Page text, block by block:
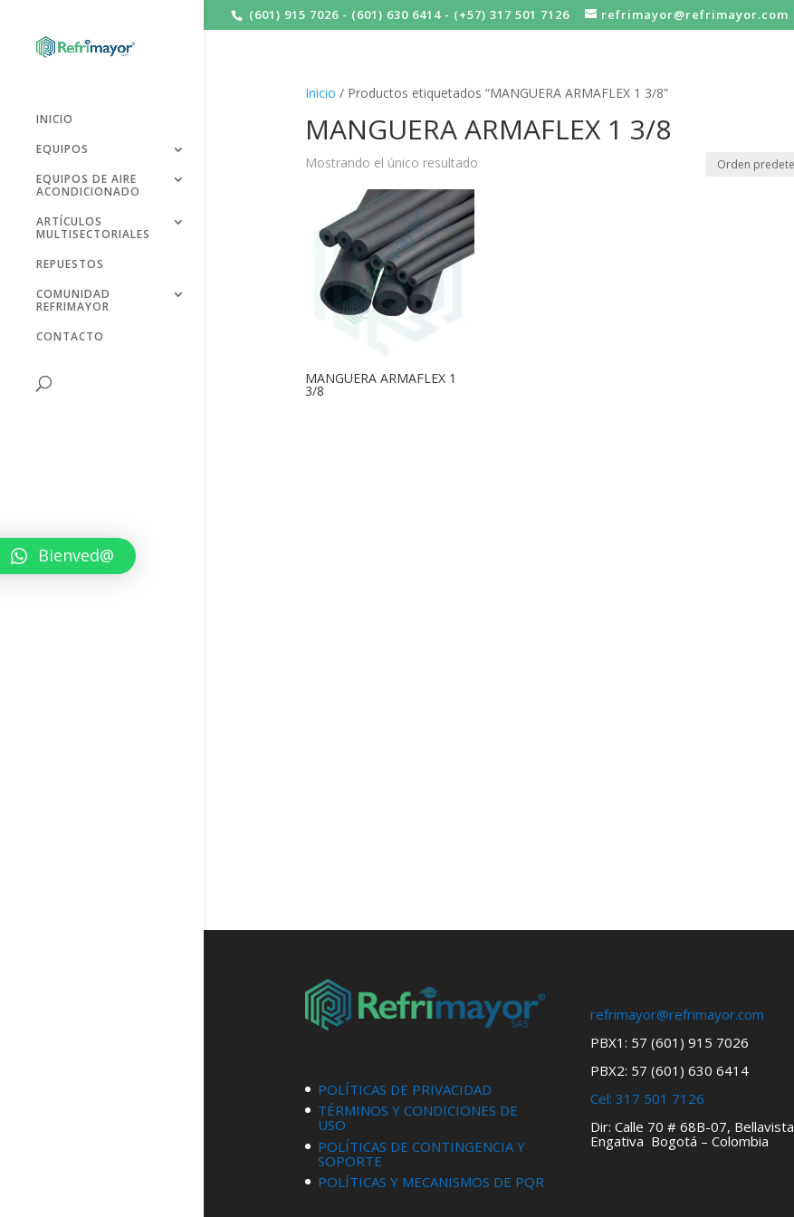
(601) 915 7026 - (601) 630 6414 - (+57) 317 501 7126 refrimayor@refrimayor.com
INICIO
EQUIPOS
EQUIPOS DE AIRE
ACONDICIONADO
ARTÍCULOS
MULTISECTORIALES
REPUESTOS
COMUNIDAD
REFRIMAYOR
CONTACTO
Inicio / Productos etiquetados “MANGUERA ARMAFLEX 1 3/8”
MANGUERA ARMAFLEX 1 3/8
Mostrando el único resultado
MANGUERA ARMAFLEX 1
3/8
POLÍTICAS DE PRIVACIDAD
TÉRMINOS Y CONDICIONES DE
USO
POLÍTICAS DE CONTINGENCIA Y
SOPORTE
POLÍTICAS Y MECANISMOS DE PQR
refrimayor@refrimayor.com
PBX1: 57 (601) 915 7026
PBX2: 57 (601) 630 6414
Cel: 317 501 7126
Dir: Calle 70 # 68B-07, Bellavista
Engativa Bogotá – Colombia
Bienved@